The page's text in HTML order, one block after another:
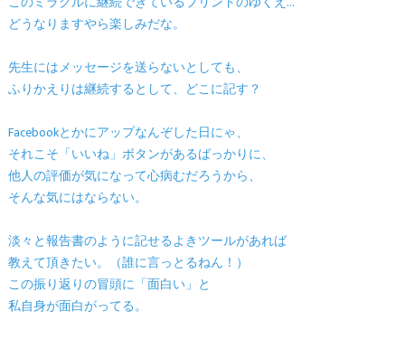
どうなりますやら楽しみだな。
先生にはメッセージを送らないとしても、
ふりかえりは継続するとして、どこに記す？
Facebookとかにアップなんぞした日にゃ、
それこそ「いいね」ボタンがあるばっかりに、
他人の評価が気になって心病むだろうから、
そんな気にはならない。
淡々と報告書のように記せるよきツールがあれば
教えて頂きたい。（誰に言っとるねん！）
この振り返りの冒頭に「面白い」と
私自身が面白がってる。